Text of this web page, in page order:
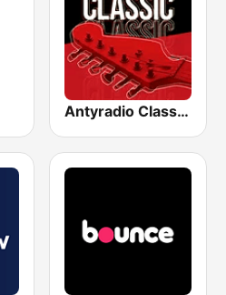
Antyradio Classic Rock